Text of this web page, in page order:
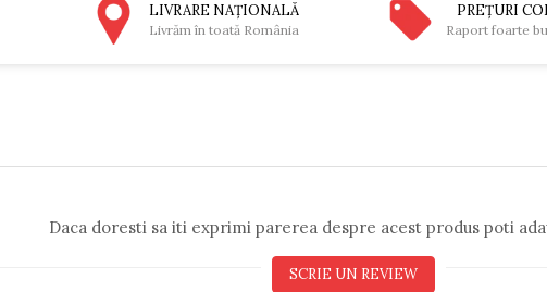
LIVRARE NAŢIONALĂ
Livrăm în toată România
PREŢURI
Raport foarte
Daca doresti sa iti exprimi parerea despre acest produs poti
SCRIE UN REVIEW